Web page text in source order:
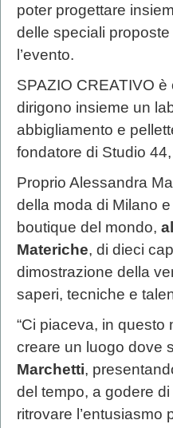
poter progettare
delle speciali
l’evento.
SPAZIO CREATIVO
dirigono insieme un
abbigliamento e
fondatore di Studio
Proprio Alessandra
della moda di Milano
boutique del mondo,
Materiche, di dieci
dimostrazione della
saperi, tecniche e
“Ci piaceva, in
creare un luogo dove
Marchetti,
del tempo, a godere
ritrovare l’entusiasmo